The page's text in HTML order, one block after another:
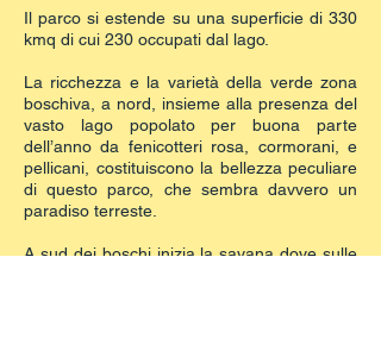
Il parco si estende su una superficie di 330
kmq di cui 230 occupati dal lago.
La ricchezza e la varietà della verde zona
boschiva, a nord, insieme alla presenza del
vasto lago popolato per buona parte
dell’anno da fenicotteri rosa, cormorani, e
pellicani, costituiscono la bellezza peculiare
di questo parco, che sembra davvero un
paradiso terreste.
A sud dei boschi inizia la savana dove sulle